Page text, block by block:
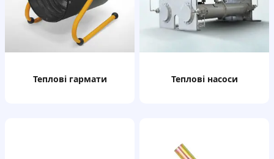
теплові гармати теплові насоси